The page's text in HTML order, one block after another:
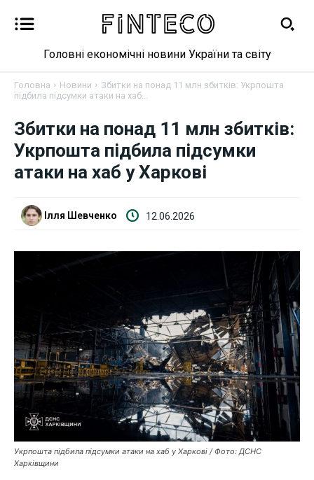
Новини
Бізнес
Криптовалюта
Робота і освіта
Публікації
ФОП
Курс валют
Головні економічні новини України та світу
Головна Новини
Збитки на понад 11 млн збитків: Укрпошта
підбила підсумки атаки на хаб...
Збитки на понад 11 млн збитків:
Укрпошта підбила підсумки
атаки на хаб у Харкові
Ілля Шевченко 12.06.2026
Укрпошта підбила підсумки атаки на хаб у Харкові / Фото: ДСНС
Харківщини